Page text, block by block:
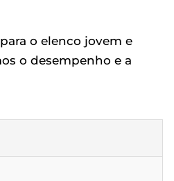
o elenco jovem e
o desempenho e a